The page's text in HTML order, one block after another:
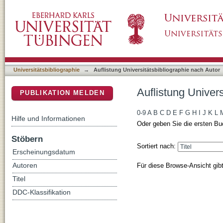
Universitätsbibliographie → Auflistung Universitätsbibliographie nach Autor
Auflistung
0-9 A B C D E F G H J K L
Oder geben Sie die ersten
Sortiert nach:
Für diese Browse-Ansicht
PUBLIKATION MELDEN
Hilfe und Informationen
Stöbern
Erscheinungsdatum
Autoren
Titel
DDC-Klassifikation